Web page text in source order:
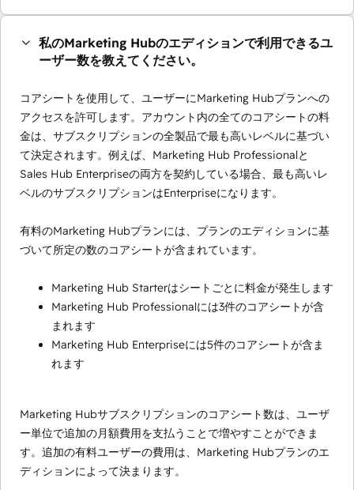
私のMarketing Hubのエディションで利用できるユ
ーザー数を教えてください。
コアシートを使用して、ユーザーにMarketing Hubプランへの
アクセスを許可します。アカウント内の全てのコアシートの料
金は、サブスクリプションの全製品で最も高いレベルに基づい
て決定されます。例えば、Marketing Hub Professionalと
Sales Hub Enterpriseの両方を契約している場合、最も高いレ
ベルのサブスクリプションはEnterpriseになります。
有料のMarketing Hubプランには、プランのエディションに基
づいて所定の数のコアシートが含まれています。
Marketing Hub Starterはシートごとに料金が発生します
Marketing Hub Professionalには3件のコアシートが含
まれます
Marketing Hub Enterpriseには5件のコアシートが含ま
れます
Marketing Hubサブスクリプションのコアシート数は、ユーザ
ー単位で追加の月額費用を支払うことで増やすことができま
す。追加の有料ユーザーの費用は、Marketing Hubプランのエ
ディションによって決まります。